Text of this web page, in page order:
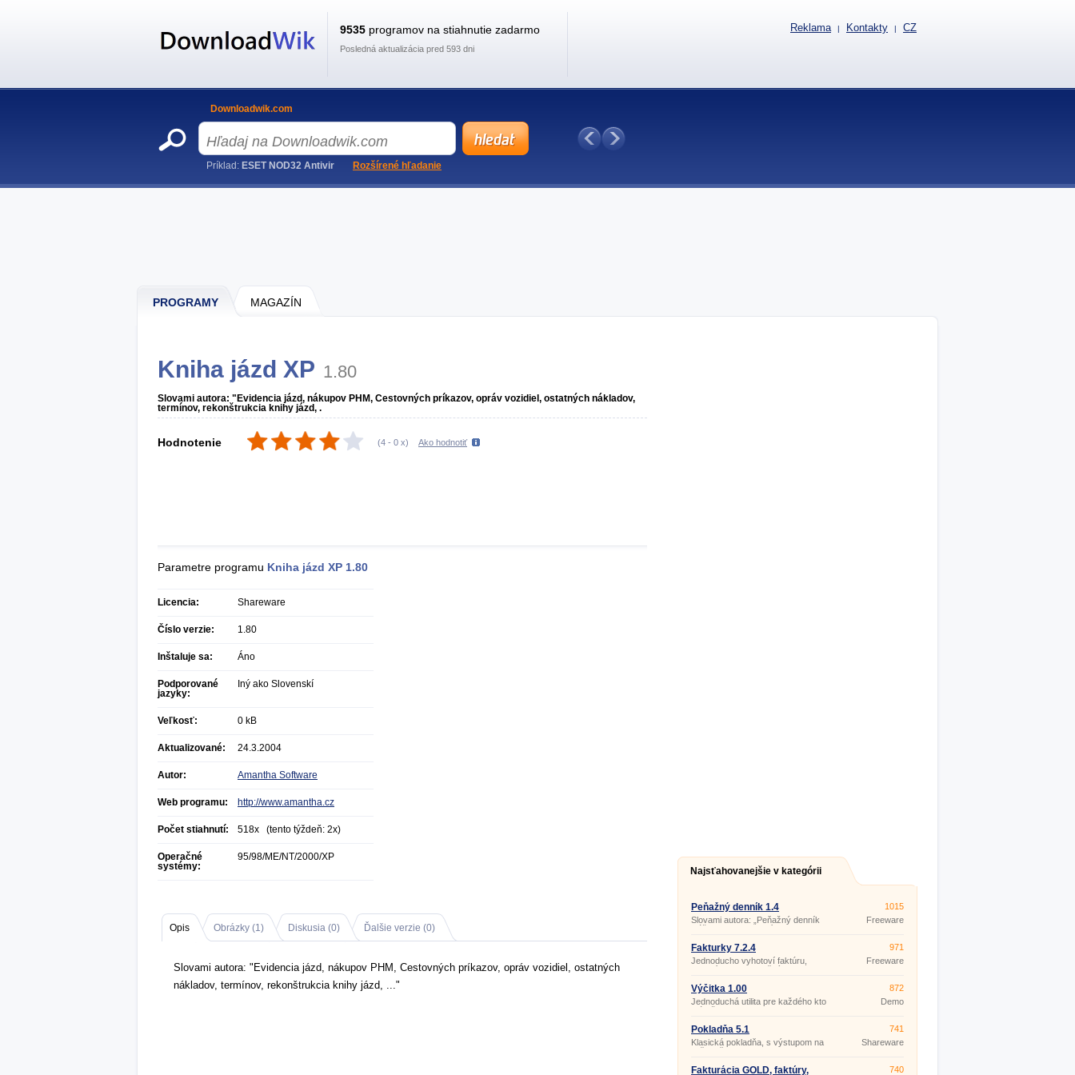
PROGRAMY MAGAZÍN
Kniha jázd XP 1.80
Slovami autora: "Evidencia jázd, nákupov PHM, Cestovných príkazov, opráv vozidiel, ostatných nákladov,
termínov, rekonštrukcia knihy jázd, .
Hodnotenie (4 - 0 x) Ako hodnotiť
Parametre programu Kniha jázd XP 1.80
Licencia: Shareware
Číslo verzie: 1.80
Inštaluje sa: Áno
Podporované
jazyky:
Iný ako Slovenskí
Veľkosť: 0 kB
Aktualizované: 24.3.2004
Autor: Amantha Software
Web programu: http://www.amantha.cz
Počet stiahnutí: 518x (tento týždeň: 2x)
Operačné
systémy:
95/98/ME/NT/2000/XP
Opis Obrázky (1) Diskusia (0) Ďalšie verzie (0)
Slovami autora: "Evidencia jázd, nákupov PHM, Cestovných príkazov, opráv vozidiel, ostatných
nákladov, termínov, rekonštrukcia knihy jázd, ..."
Najsťahovanejšie v kategórii
Peňažný denník 1.4
Slovami autora: „Peňažný denník
slúži na evidenciu príjmov a
dokladov, a tým na zabezpečenie
preukazného vedenia daňovej
evidencie.
1015
Freeware
Fakturky 7.2.4
Jednoducho vyhotoví faktúru,
dodací list, pokladničný doklad bez
výpočtovej techniky.
971
Freeware
Výčitka 1.00
Jednoduchá utilita pre každého kto
má tržby v hotovosti.
872
Demo
Pokladňa 5.1
Klasická pokladňa, s výstupom na
tlačiareň.
741
Shareware
Fakturácia GOLD, faktúry,
740
9535 programov na stiahnutie zadarmo
Posledná aktualizácia pred 593 dni
Reklama | Kontakty | CZ
Downloadwik.com
Príklad: ESET NOD32 Antivir Rozšírené hľadanie